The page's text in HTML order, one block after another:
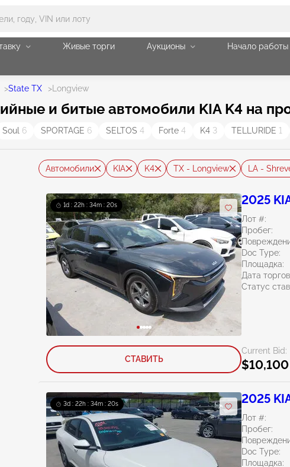
Живые торги Аукционы
Начало работы
>State TX > Longview
и битые автомобили KIA K4 на
Soul 6 SPORTAGE 6 SELTOS 4 Forte 4 K4 3 TELLURIDE 1
Автомобили KIA K4 TX - Longview LA -
1d : 22h : 34m : 19s 2025
Лот #:
Пробег:
Doc Type:
Площадка:
Дата
Статус
Current Bid:
$10,100
СТАВИТЬ
3d : 22h : 34m : 19s 2025
Лот #:
Пробег:
Doc Type:
Площадка: